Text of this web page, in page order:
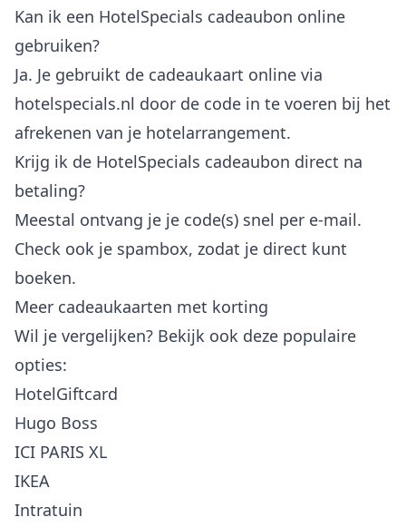
Kan ik een HotelSpecials cadeaubon online
gebruiken?
Ja. Je gebruikt de cadeaukaart online via
hotelspecials.nl door de code in te voeren bij het
afrekenen van je hotelarrangement.
Krijg ik de HotelSpecials cadeaubon direct na
betaling?
Meestal ontvang je je code(s) snel per e-mail.
Check ook je spambox, zodat je direct kunt
boeken.
Meer cadeaukaarten met korting
Wil je vergelijken? Bekijk ook deze populaire
opties:
HotelGiftcard
Hugo Boss
ICI PARIS XL
IKEA
Intratuin